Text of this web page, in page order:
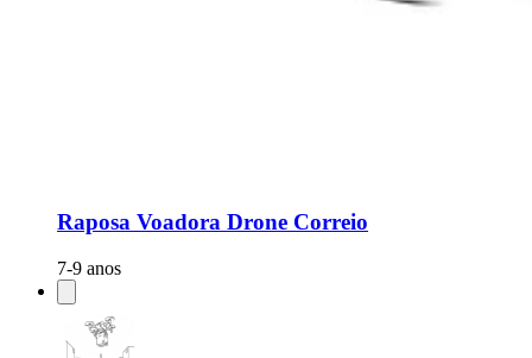
Raposa Voadora Drone Correio
7-9 anos